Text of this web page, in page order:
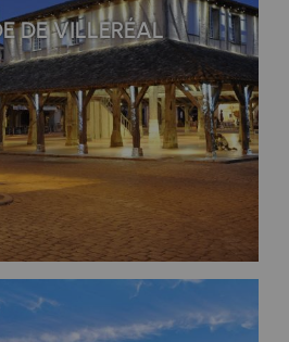
DE VILLERÉAL